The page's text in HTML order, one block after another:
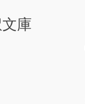
庫